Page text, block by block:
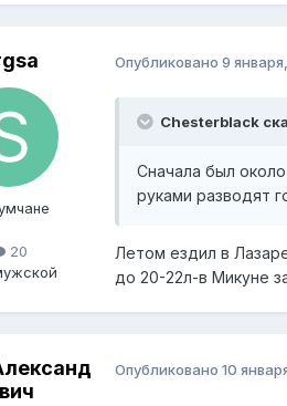
20
Опубликовано 9
Chesterblack
Сначала был
руками разводят
Летом ездил в
до 20-22л-в Микуне
Опубликовано 10